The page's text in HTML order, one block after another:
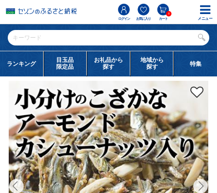
ログイン お気に入り カート
0
ランキング
目玉品
限定品
お礼品から
探す
地域から
探す
特集
メニュー